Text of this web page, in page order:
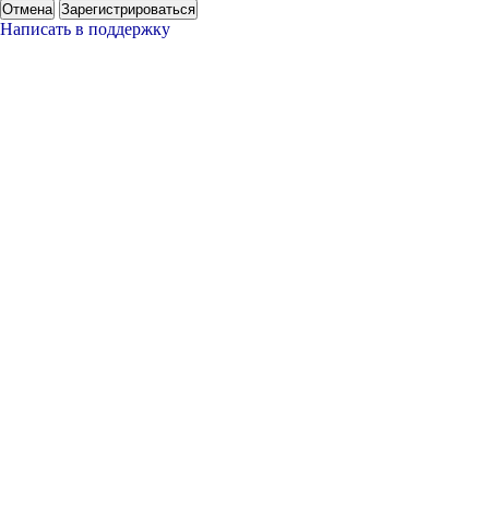
Отмена Зарегистрироваться
Написать в поддержку